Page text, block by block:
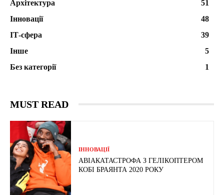
Архітектура
51
Інновації
48
ІТ-сфера
39
Інше
5
Без категорії
1
MUST READ
ІННОВАЦІЇ
АВІАКАТАСТРОФА З ГЕЛІКОПТЕРОМ
КОБІ БРАЯНТА 2020 РОКУ